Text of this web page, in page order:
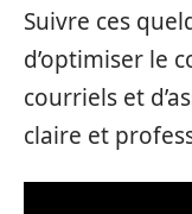
Suivre ces
d’optimiser le
courriels et
claire et